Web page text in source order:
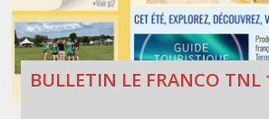
BULLETIN LE FRANCO TNL